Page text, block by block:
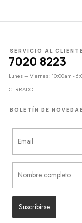
SERVICIO AL
7020 8223
Lunes – Viernes: 10:00am -
CERRADO
BOLETÍN DE